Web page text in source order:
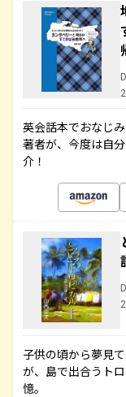
英会話本でおなじ
著者が、今度は自
介！
子供の頃から夢見
が、島で出合うト
憶。